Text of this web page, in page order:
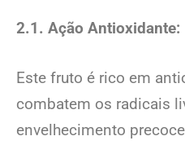
2.1. Ação Antioxidante:
Este fruto é rico em
combatem os radicais
envelhecimento